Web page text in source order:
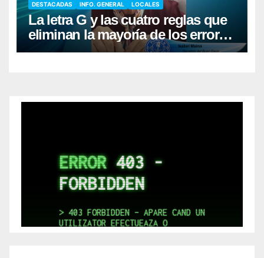
DESTACADAS INFO. GENERAL LOCALES
La letra G y las cuatro reglas que
eliminan la mayoría de los errores
al escribir